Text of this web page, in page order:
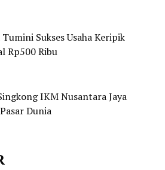
Sukses Usaha Keripik
Rp500 Ribu
IKM Nusantara Jaya
Dunia